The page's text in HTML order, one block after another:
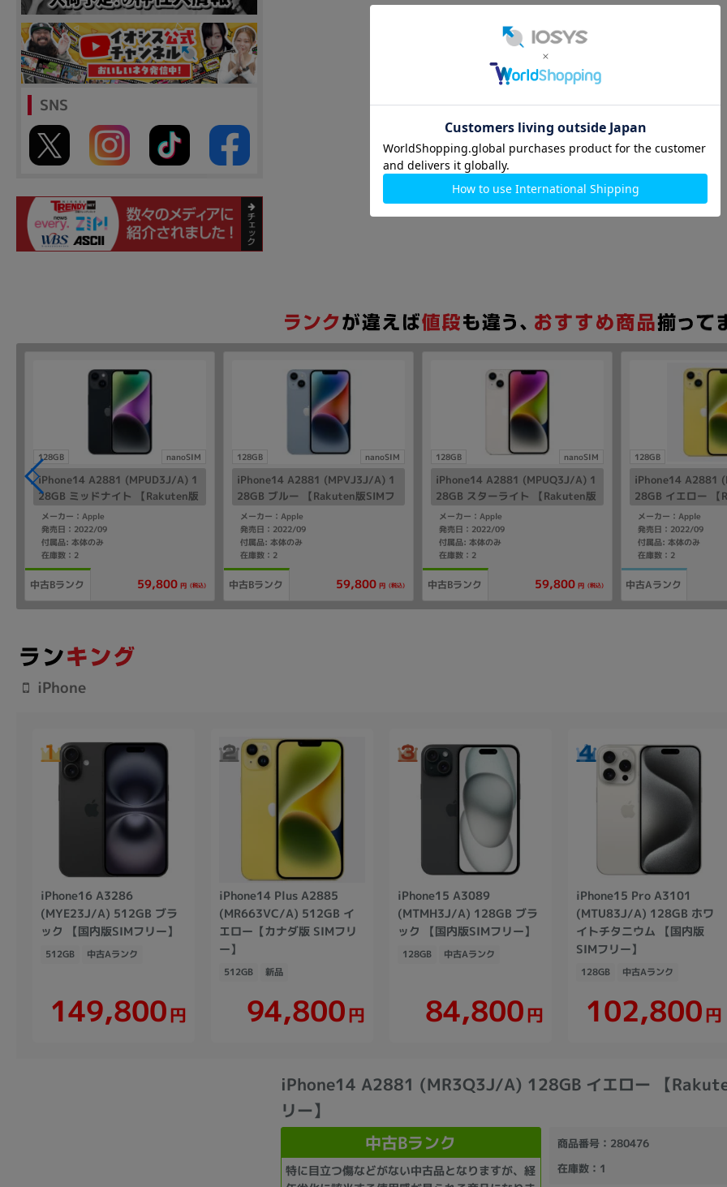
SNS
128GB nanoSIM
iPhone14 A2881 (MPUD3J/A) 1
28GB ミッドナイト 【Rakuten版
SIMフリー】
メーカー：Apple
発売日：2022/09
付属品: 本体のみ
在庫数：2
中古Bランク 59,800 円 (税込)
128GB nanoSIM
iPhone14 A2881 (MPVJ3J/A) 1
28GB ブルー 【Rakuten版SIMフ
リー】
メーカー：Apple
発売日：2022/09
付属品: 本体のみ
在庫数：2
中古Bランク 59,800 円 (税込)
128GB nanoSIM
iPhone14 A2881 (MPUQ3J/A) 1
28GB スターライト 【Rakuten版
SIMフリー】
メーカー：Apple
発売日：2022/09
付属品: 本体のみ
在庫数：2
中古Bランク 59,800 円 (税込)
128GB
iPhone14 A2881
28GB イエロー 【
フリー】
メーカー：Apple
発売日：2022/09
付属品: 本体のみ
在庫数：2
中古Aランク
iPhone
iPhone16 A3286
(MYE23J/A) 512GB ブラ
ック 【国内版SIMフリー】
512GB 中古Aランク
149,800円
iPhone14 Plus A2885
(MR663VC/A) 512GB イ
エロー【カナダ版 SIMフリ
ー】
512GB 新品
94,800円
iPhone15 A3089
(MTMH3J/A) 128GB ブラ
ック 【国内版SIMフリー】
128GB 中古Aランク
84,800円
iPhone15 Pro A3101
(MTU83J/A) 128GB ホワ
イトチタニウム 【国内版
SIMフリー】
128GB 中古Aランク
102,800円
iPhone14 A2881 (MR3Q3J/A) 128GB イエロー 【
リー】
中古Bランク
特に目立つ傷などがない中古品となりますが、経
商品番号：280476
在庫数：1